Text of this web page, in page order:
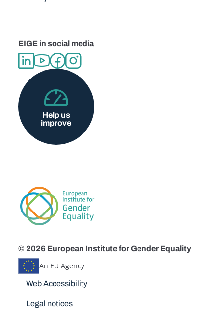
EIGE in social media
Help us
improve
© 2026 European Institute for Gender Equality
An EU Agency
Disclaimers
Web Accessibility
Legal notices